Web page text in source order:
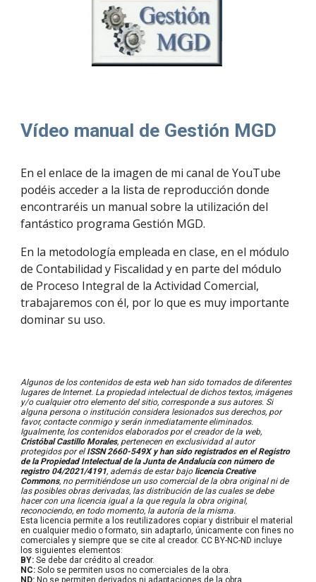
Vídeo manual de Gestión MGD
En el enlace de la imagen de mi canal de YouTube
podéis acceder a la lista de reproducción donde
encontraréis un manual sobre la utilización del
fantástico programa Gestión MGD.
En la metodología empleada en clase, en el módulo
de Contabilidad y Fiscalidad y en parte del módulo
de Proceso Integral de la Actividad Comercial,
trabajaremos con él, por lo que es muy importante
dominar su uso.
Algunos de los contenidos de esta web han sido tomados de diferentes
lugares de Internet. La propiedad intelectual de dichos textos, imágenes
y/o cualquier otro elemento del sitio, corresponde a sus autores. Si
alguna persona o institución considera lesionados sus derechos, por
favor, contacte conmigo y serán inmediatamente eliminados.
Igualmente, los contenidos elaborados por el creador de la web,
Cristóbal Castillo Morales, pertenecen en exclusividad al autor
protegidos por elISSN 2660-549X y han sido registrados en el Registro
de la Propiedad Intelectual de la Junta de Andalucía con número de
registro 04/2021/4191, además de estar bajolicencia Creative
Commons, no permitiéndose un uso comercial de la obra original ni de
las posibles obras derivadas, las distribución de las cuales se debe
hacer con una licencia igual a la que regula la obra original,
reconociendo, en todo momento, la autoría de la misma.
Esta licencia permite a los reutilizadores copiar y distribuir el material
en cualquier medio o formato, sin adaptarlo, únicamente con fines no
comerciales y siempre que se cite al creador. CC BY-NC-ND incluye
los siguientes elementos:
BY:Se debe dar crédito al creador.
NC: Solo se permiten usos no comerciales de la obra.
ND: No se permiten derivados ni adaptaciones de la obra.